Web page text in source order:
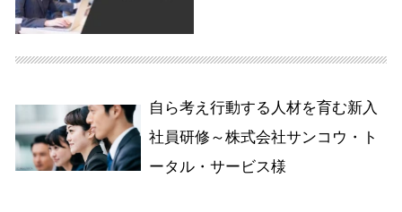
自ら考え行動する人材を育む新入
社員研修～株式会社サンコウ・ト
ータル・サービス様